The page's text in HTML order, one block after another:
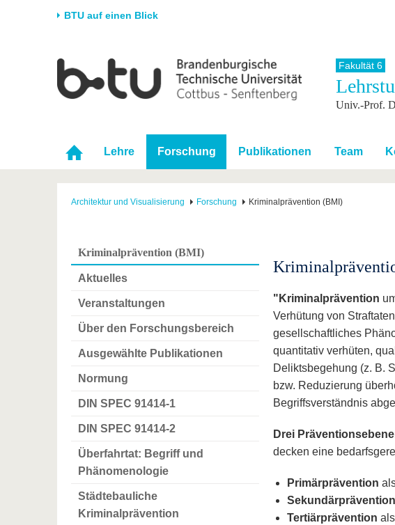
BTU auf einen Blick
Universität
Karriere & Engagement
Partnerschaften &
Strukturwandel
Forschung
Förderung
Wissenschaftlicher
Nachwuchs
Studium
Studienangebot
Im Studium
Nach dem Studium
Fakultät 6
Univ.-Prof.
Lehre Forschung Publikationen Team
Architektur und Visualisierung Forschung Kriminalprävention (BMI)
Kriminalprävention (BMI)
Aktuelles
Veranstaltungen
Über den Forschungsbereich
Ausgewählte Publikationen
Normung
DIN SPEC 91414-1
DIN SPEC 91414-2
Überfahrtat: Begriff und
Phänomenologie
Städtebauliche
Kriminalprävention
"Kriminalprävention
Verhütung von
gesellschaftliches
quantitativ verhüten,
Deliktsbegehung (z. B.
bzw. Reduzierung
Begriffsverständnis
Drei
decken eine
Primärprävention
Sekundärprävention
Tertiärprävention